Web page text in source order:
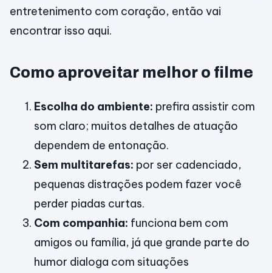
entretenimento com coração, então vai
encontrar isso aqui.
Como aproveitar melhor o filme
Escolha do ambiente: prefira assistir com
som claro; muitos detalhes de atuação
dependem de entonação.
Sem multitarefas: por ser cadenciado,
pequenas distrações podem fazer você
perder piadas curtas.
Com companhia: funciona bem com
amigos ou família, já que grande parte do
humor dialoga com situações